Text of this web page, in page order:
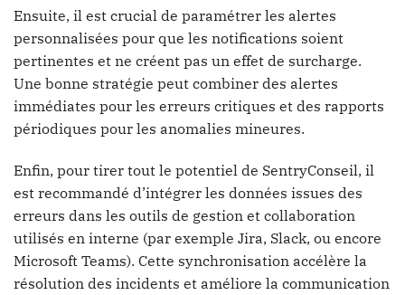
Ensuite, il est crucial de paramétrer les alertes
personnalisées pour que les notifications soient
pertinentes et ne créent pas un effet de surcharge.
Une bonne stratégie peut combiner des alertes
immédiates pour les erreurs critiques et des rapports
périodiques pour les anomalies mineures.
Enfin, pour tirer tout le potentiel de SentryConseil, il
est recommandé d’intégrer les données issues des
erreurs dans les outils de gestion et collaboration
utilisés en interne (par exemple Jira, Slack, ou encore
Microsoft Teams). Cette synchronisation accélère la
résolution des incidents et améliore la communication